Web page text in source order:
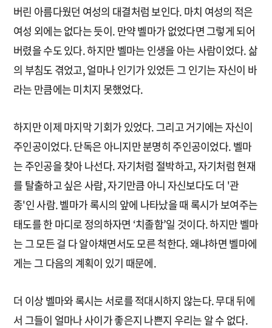
버린 아름다웠던 여성의 대결처럼 보인다. 마치 여성의 적은
여성 외에는 없다는 듯이. 만약 벨마가 없었다면 그렇게 되어
버렸을 수도 있다. 하지만 벨마는 인생을 아는 사람이었다. 삶
의 부침도 겪었고, 얼마나 인기가 있었든 그 인기는 자신이 바
라는 만큼에는 미치지 못했었다.
하지만 이제 마지막 기회가 있었다. 그리고 거기에는 자신이
주인공이었다. 단독은 아니지만 분명히 주인공이었다. 벨마
는 주인공을 찾아 나선다. 자기처럼 절박하고, 자기처럼 현재
를 탈출하고 싶은 사람, 자기만큼 아니 자신보다도 더 '관
종'인 사람. 벨마가 록시의 앞에 나타났을 때 록시가 보여주는
태도를 한 마디로 정의하자면 ‘치졸함’일 것이다. 하지만 벨마
는 그 모든 걸 다 알아채면서도 모른 척한다. 왜냐하면 벨마에
게는 그 다음의 계획이 있기 때문에.
더 이상 벨마와 록시는 서로를 적대시하지 않는다. 무대 뒤에
서 그들이 얼마나 사이가 좋은지 나쁜지 우리는 알 수 없다.